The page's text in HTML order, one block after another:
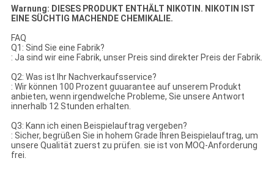
Warnung: DIESES PRODUKT ENTHÄLT NIKOTIN. NIKOTIN IST
EINE SÜCHTIG MACHENDE CHEMIKALIE.
FAQ
Q1: Sind Sie eine Fabrik?
: Ja sind wir eine Fabrik, unser Preis sind direkter Preis der Fabrik.
Q2: Was ist Ihr Nachverkaufsservice?
: Wir können 100 Prozent guuarantee auf unserem Produkt
anbieten, wenn irgendwelche Probleme, Sie unsere Antwort
innerhalb 12 Stunden erhalten.
Q3: Kann ich einen Beispielauftrag vergeben?
: Sicher, begrüßen Sie in hohem Grade Ihren Beispielauftrag, um
unsere Qualität zuerst zu prüfen. sie ist von MOQ-Anforderung
frei.